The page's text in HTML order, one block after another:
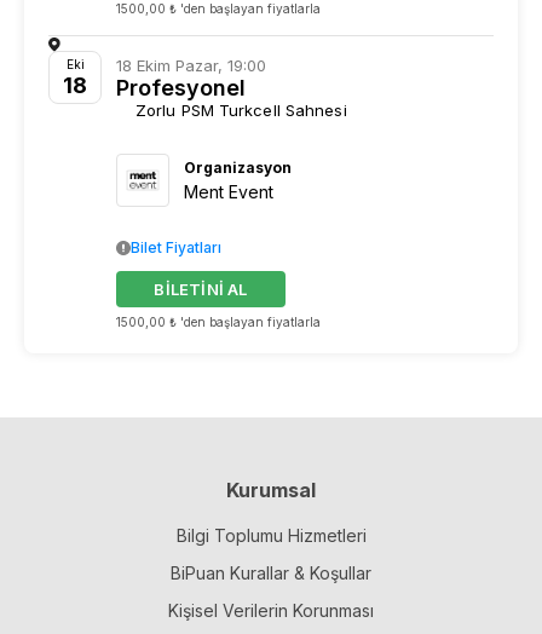
1500,00 ₺ 'den başlayan fiyatlarla
Eki
18
18 Ekim Pazar, 19:00
Profesyonel
Zorlu PSM Turkcell Sahnesi
Organizasyon
Ment Event
1500,00 ₺ 'den başlayan fiyatlarla
BİLETİNİ AL
Bilet Fiyatları
Kurumsal
Bilgi Toplumu Hizmetleri
BiPuan Kurallar & Koşullar
Kişisel Verilerin Korunması